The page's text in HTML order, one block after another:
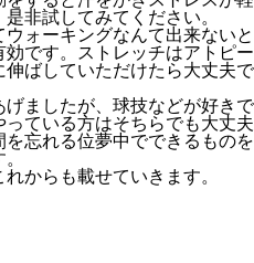
非試してみてください。
ォーキングなんて出来ないと
です。ストレッチはアトピー
ばしていただけたら大丈夫で
ましたが、球技などが好きで
ている方はそちらでも大丈夫
忘れる位夢中でできるものを
からも載せていきます。